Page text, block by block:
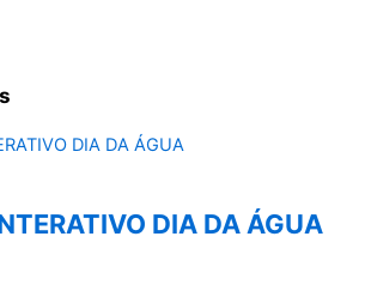
DIA DA ÁGUA